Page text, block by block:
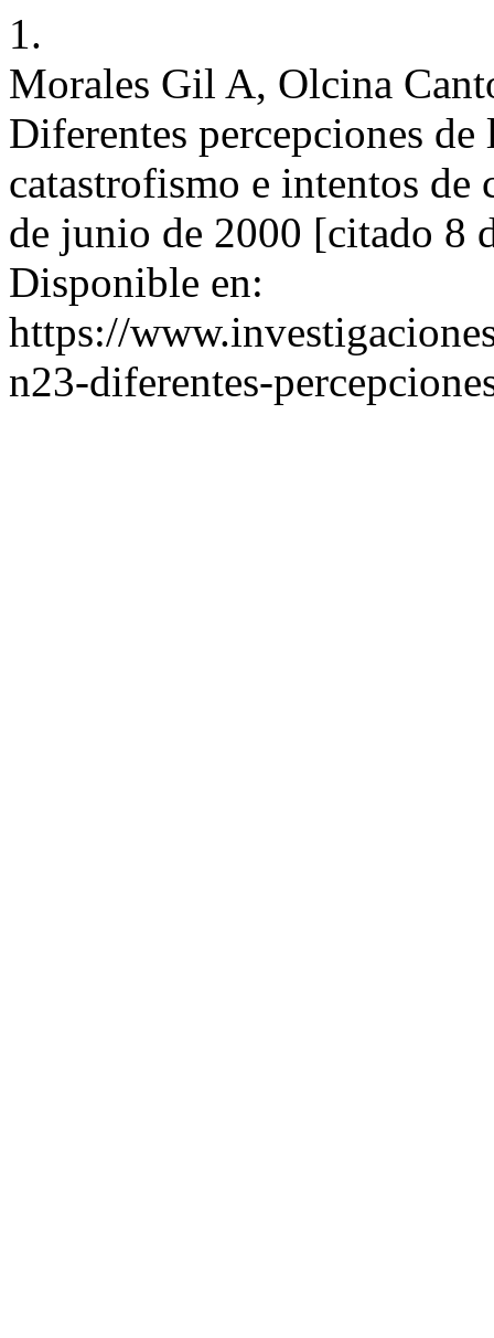
1.
Morales Gil A, Olcina
Diferentes percepciones de
catastrofismo e intentos
de junio de 2000 [citado 8
Disponible en:
https://
n23-diferentes-